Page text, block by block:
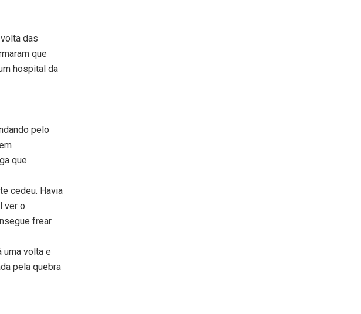
das
que
hospital da
pelo
que
cedeu. Havia
ver o
frear
uma volta e
pela quebra